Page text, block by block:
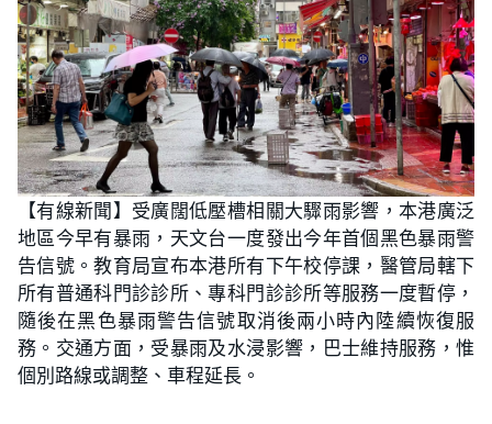
【有線新聞】受廣闊低壓槽相關大驟雨影響，本港廣泛
地區今早有暴雨，天文台一度發出今年首個黑色暴雨警
告信號。教育局宣布本港所有下午校停課，醫管局轄下
所有普通科門診診所、專科門診診所等服務一度暫停，
隨後在黑色暴雨警告信號取消後兩小時內陸續恢復服
務。交通方面，受暴雨及水浸影響，巴士維持服務，惟
個別路線或調整、車程延長。